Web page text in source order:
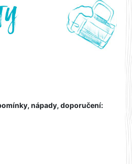
nápady, doporučení: